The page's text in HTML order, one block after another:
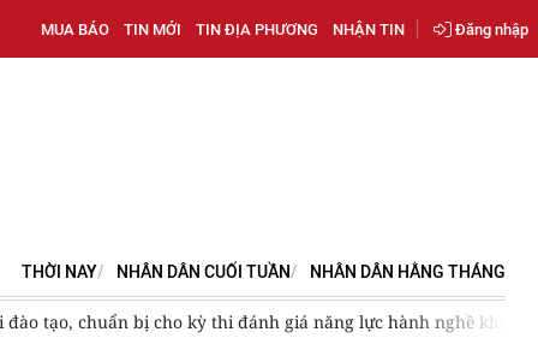
MUA BÁO TIN MỚI TIN ĐỊA PHƯƠNG NHẬN TIN Đăng nhập
THỜI NAY NHÂN DÂN CUỐI TUẦN NHÂN DÂN HẰNG THÁNG
đánh giá năng lực hành nghề khám, chữa bệnh từ năm 2027